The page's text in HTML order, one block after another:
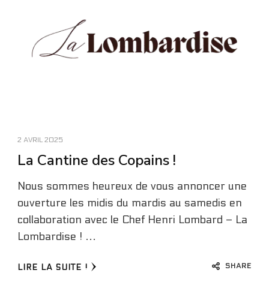
2 AVRIL 2025
La Cantine des Copains !
Nous sommes heureux de vous annoncer une
ouverture les midis du mardis au samedis en
collaboration avec le Chef Henri Lombard – La
Lombardise ! …
LIRE LA SUITE ! SHARE